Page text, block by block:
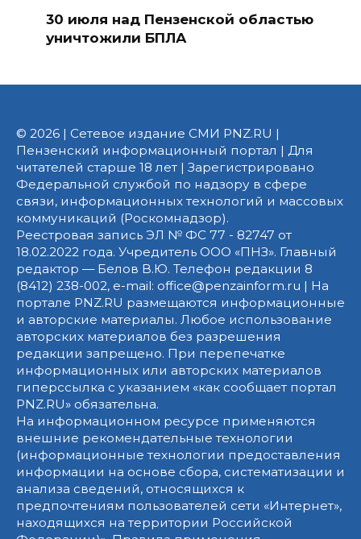
30 июля над Пензенской областью
уничтожили БПЛА
© 2026 | Сетевое издание СМИ PNZ.RU |
Пензенский информационный портал | Для
читателей старше 18 лет | Зарегистрировано
Федеральной службой по надзору в сфере
связи, информационных технологий и массовых
коммуникаций (Роскомнадзор).
Реестровая запись ЭЛ № ФС 77 - 82747 от
18.02.2022 года. Учредитель ООО «ПНЗ». Главный
редактор — Белов В.Ю. Телефон редакции 8
(8412) 238-002, e-mail: office@penzainform.ru | На
портале PNZ.RU размещаются информационные
и авторские материалы. Любое использование
авторских материалов без разрешения
редакции запрещено. При перепечатке
информационных или авторских материалов
гиперссылка с указанием «как сообщает портал
PNZ.RU» обязательна.
На информационном ресурсе применяются
внешние рекомендательные технологии
(информационные технологии предоставления
информации на основе сбора, систематизации и
анализа сведений, относящихся к
предпочтениям пользователей сети «Интернет»,
находящихся на территории Российской